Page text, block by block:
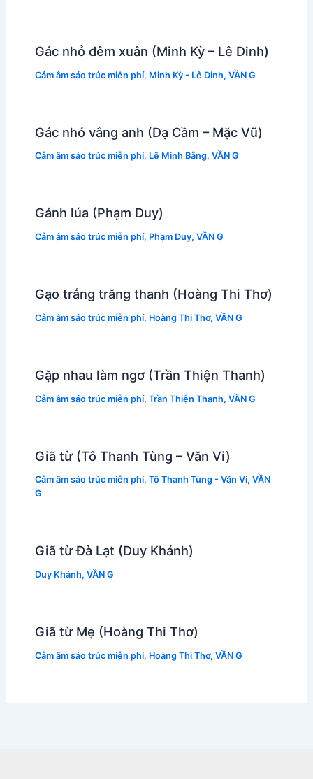
Gác nhỏ đêm xuân (Minh Kỳ – Lê Dinh)
Cảm âm sáo trúc miễn phí, Minh Kỳ - Lê Dinh, VẦN G
Gác nhỏ vắng anh (Dạ Cầm – Mặc Vũ)
Cảm âm sáo trúc miễn phí, Lê Minh Bằng, VẦN G
Gánh lúa (Phạm Duy)
Cảm âm sáo trúc miễn phí, Phạm Duy, VẦN G
Gạo trắng trăng thanh (Hoàng Thi Thơ)
Cảm âm sáo trúc miễn phí, Hoàng Thi Thơ, VẦN G
Gặp nhau làm ngơ (Trần Thiện Thanh)
Cảm âm sáo trúc miễn phí, Trần Thiện Thanh, VẦN G
Giã từ (Tô Thanh Tùng – Văn Vi)
Cảm âm sáo trúc miễn phí, Tô Thanh Tùng - Văn Vi, VẦN
G
Giã từ Đà Lạt (Duy Khánh)
Duy Khánh, VẦN G
Giã từ Mẹ (Hoàng Thi Thơ)
Cảm âm sáo trúc miễn phí, Hoàng Thi Thơ, VẦN G